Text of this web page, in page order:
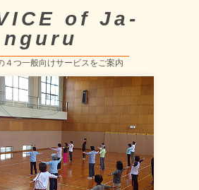
of Ja-
nguru
４つ一般向けサービスをご案内